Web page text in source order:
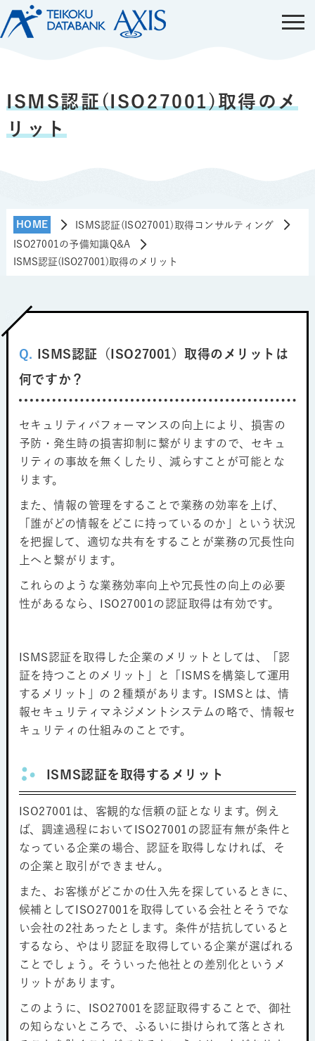
ISMS認証(ISO27001)取得のメ
リット
HOME
ISMS認証(ISO27001)取得コンサルティング
ISO27001の予備知識Q&A
ISMS認証(ISO27001)取得のメリット
Q.
ISMS認証（ISO27001）取得のメリットは
何ですか？
セキュリティパフォーマンスの向上により、損害の
予防・発生時の損害抑制に繋がりますので、セキュ
リティの事故を無くしたり、減らすことが可能とな
ります。
また、情報の管理をすることで業務の効率を上げ、
「誰がどの情報をどこに持っているのか」という状況
を把握して、適切な共有をすることが業務の冗長性向
上へと繋がります。
これらのような業務効率向上や冗長性の向上の必要
性があるなら、ISO27001の認証取得は有効です。
ISMS認証を取得した企業のメリットとしては、「認
証を持つことのメリット」と「ISMSを構築して運用
するメリット」の２種類があります。ISMSとは、情
報セキュリティマネジメントシステムの略で、情報セ
キュリティの仕組みのことです。
ISMS認証を取得するメリット
ISO27001は、客観的な信頼の証となります。例え
ば、調達過程においてISO27001の認証有無が条件と
なっている企業の場合、認証を取得しなければ、そ
の企業と取引ができません。
また、お客様がどこかの仕入先を探しているときに、
候補としてISO27001を取得している会社とそうでな
い会社の2社あったとします。条件が拮抗していると
するなら、やはり認証を取得している企業が選ばれる
ことでしょう。そういった他社との差別化というメ
リットがあります。
このように、ISO27001を認証取得することで、御社
の知らないところで、ふるいに掛けられて落とされ